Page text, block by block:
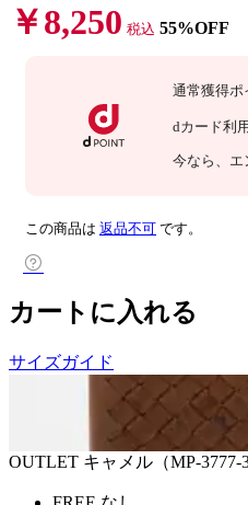
￥8,250 税込 55%OFF
通常獲得ポ
dカード利用
今なら 、
この商品は 返品不可 です。
カートに入れる
サイズガイド
OUTLET キャメル（MP-3777-